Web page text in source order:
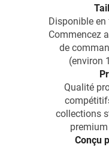
Disponible
Commencez
de
(environ
Qualité
collections
Conçu